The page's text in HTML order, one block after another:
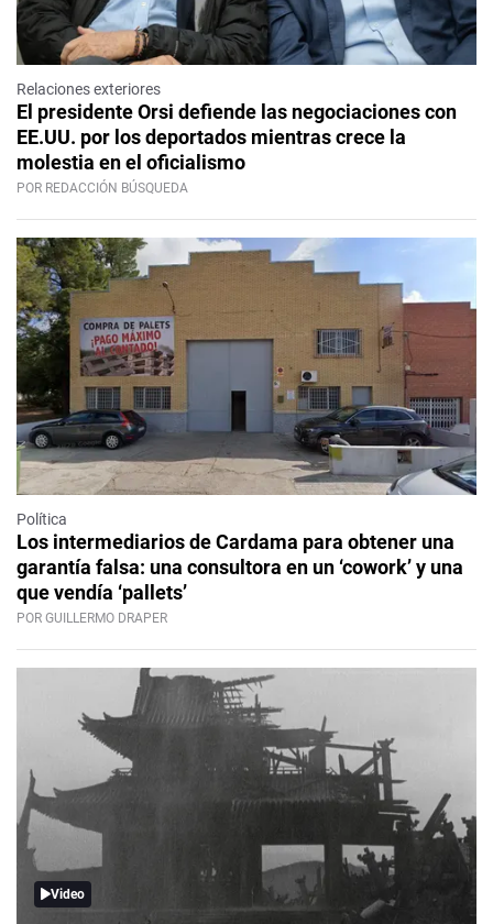
Relaciones exteriores
El presidente Orsi defiende las negociaciones con
EE.UU. por los deportados mientras crece la
molestia en el oficialismo
POR REDACCIÓN BÚSQUEDA
Política
Los intermediarios de Cardama para obtener una
garantía falsa: una consultora en un ‘cowork’ y una
que vendía ‘pallets’
POR GUILLERMO DRAPER
Video